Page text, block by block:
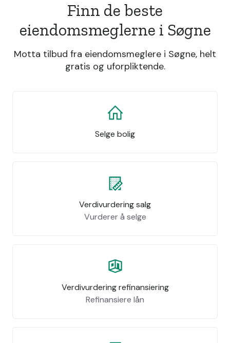
Finn de beste
eiendomsmeglerne i Søgne
Motta tilbud fra eiendomsmeglere i Søgne, helt
gratis og uforpliktende.
Selge bolig
Verdivurdering salg
Vurderer å selge
Verdivurdering refinansiering
Refinansiere lån